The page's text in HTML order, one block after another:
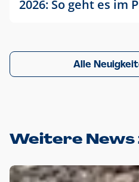
2026: So geht es im
Alle
Weitere News